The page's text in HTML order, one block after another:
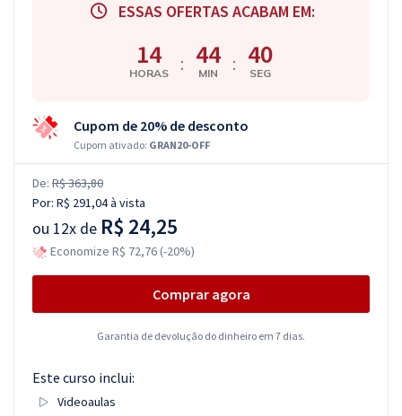
ESSAS OFERTAS ACABAM EM:
14
HORAS : 44
MIN : 39
SEG
Cupom de 20% de desconto
Cupom ativado: GRAN20-OFF
De: R$ 363,80
Por: R$ 291,04à vista
ou 12x de R$ 24,25
Economize R$ 72,76 (-20%)
Comprar agora
Garantia de devolução do dinheiro em 7 dias.
Este curso inclui:
Videoaulas